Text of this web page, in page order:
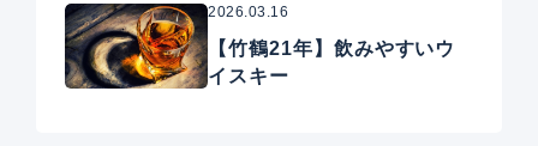
2026.03.16
【竹鶴21年】飲みやすいウ
イスキー